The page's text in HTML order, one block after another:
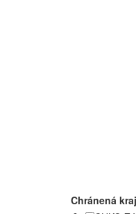
Chránená